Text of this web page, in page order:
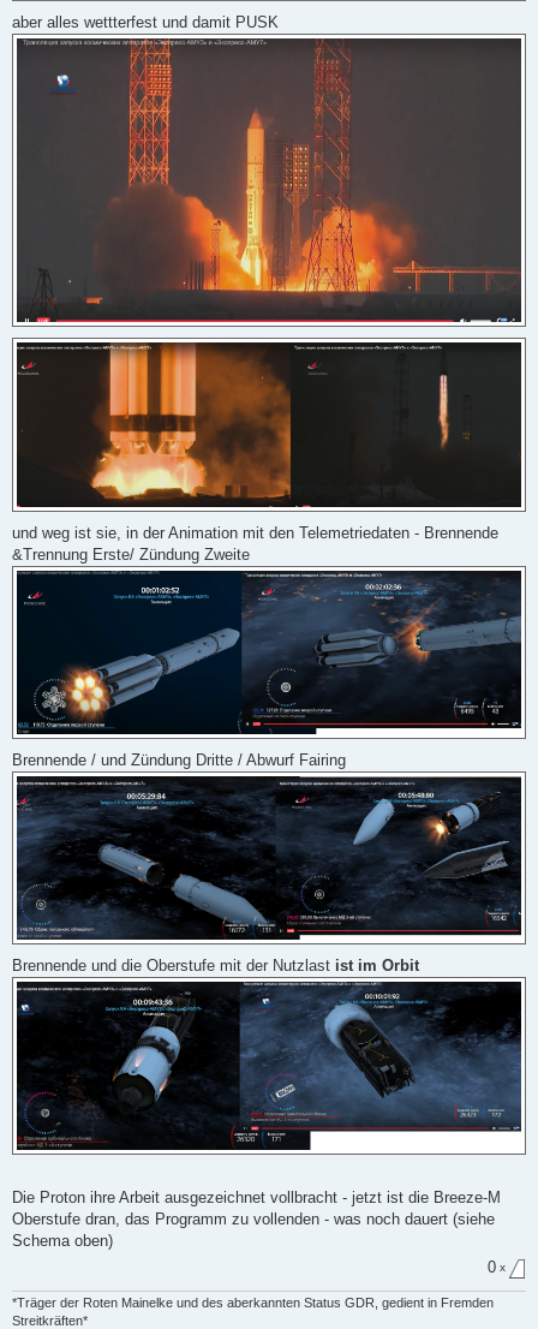
aber alles wettterfest und damit PUSK
und weg ist sie, in der Animation mit den Telemetriedaten - Brennende
&Trennung Erste/ Zündung Zweite
Brennende / und Zündung Dritte / Abwurf Fairing
Brennende und die Oberstufe mit der Nutzlast ist im Orbit
Die Proton ihre Arbeit ausgezeichnet vollbracht - jetzt ist die Breeze-M
Oberstufe dran, das Programm zu vollenden - was noch dauert (siehe
Schema oben)
0 x
*Träger der Roten Mainelke und des aberkannten Status GDR, gedient in Fremden
Streitkräften*